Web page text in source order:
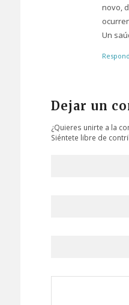
novo,
Un
Dejar un
¿Quieres unirte a la
Siéntete libre de